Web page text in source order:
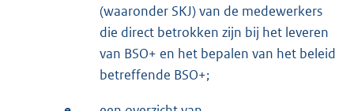
(waaronder SKJ) van de medewerkers
die direct betrokken zijn bij het leveren
van BSO+ en het bepalen van het beleid
betreffende BSO+;